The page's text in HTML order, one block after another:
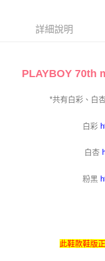
每筆NT$100，滿
詳細說明
PLAYBOY 70th
*共有白彩、白
白彩
白杏
粉黑
此鞋款鞋版